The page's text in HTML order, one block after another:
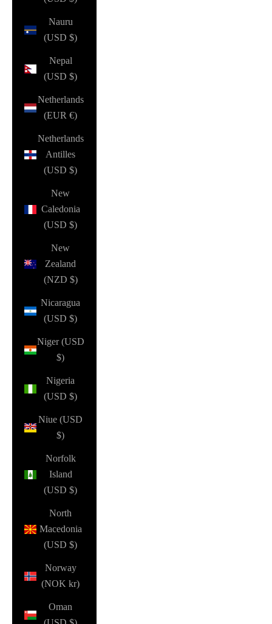
Nauru
(USD $)
Nepal
(USD $)
Netherlands
(EUR €)
Netherlands
Antilles
(USD $)
New
Caledonia
(USD $)
New
Zealand
(NZD $)
Nicaragua
(USD $)
Niger (USD
$)
Nigeria
(USD $)
Niue (USD
$)
Norfolk
Island
(USD $)
North
Macedonia
(USD $)
Norway
(NOK kr)
Oman